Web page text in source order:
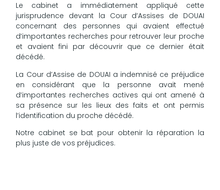
Le cabinet a immédiatement appliqué cette
jurisprudence devant la Cour d’Assises de DOUAI
concernant des personnes qui avaient effectué
d’importantes recherches pour retrouver leur proche
et avaient fini par découvrir que ce dernier était
décédé.
La Cour d’Assise de DOUAI a indemnisé ce préjudice
en considérant que la personne avait mené
d’importantes recherches actives qui ont amené à
sa présence sur les lieux des faits et ont permis
l’identification du proche décédé.
Notre cabinet se bat pour obtenir la réparation la
plus juste de vos préjudices.